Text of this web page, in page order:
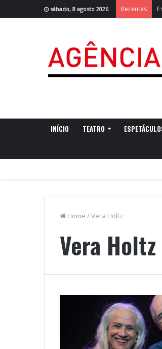
sábado, 8 agosto 2026 Recentes
INÍCIO TEATRO
Home /Vera Holtz
Vera Holtz